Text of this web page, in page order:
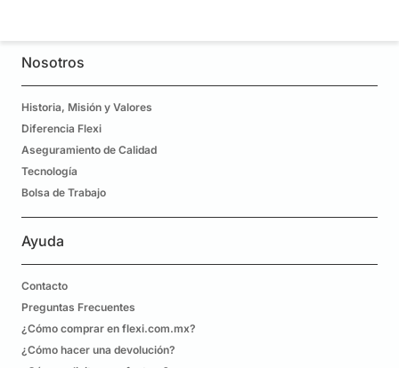
Nosotros
Historia, Misión y Valores
Diferencia Flexi
Aseguramiento de Calidad
Tecnología
Bolsa de Trabajo
Ayuda
Contacto
Preguntas Frecuentes
¿Cómo comprar en flexi.com.mx?
¿Cómo hacer una devolución?